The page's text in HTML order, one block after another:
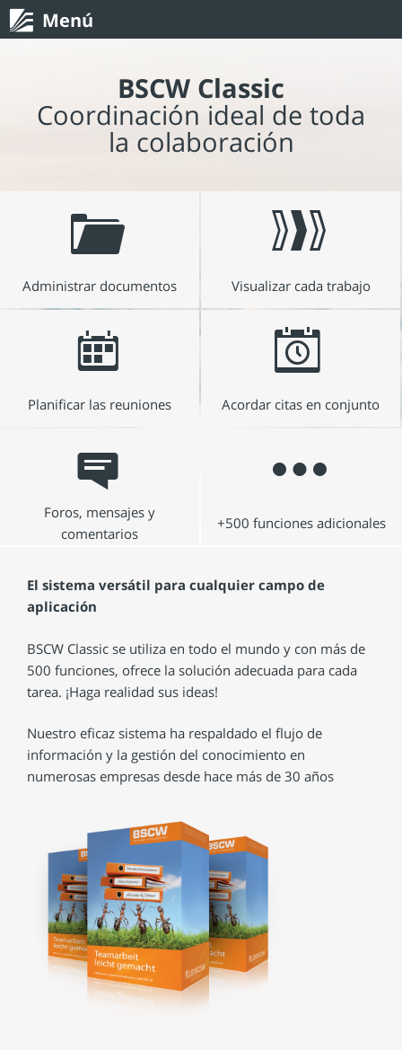
Menú
BSCW Classic
Coordinación ideal de toda
la colaboración
Administrar documentos Visualizar cada trabajo
Planificar las reuniones Acordar citas en conjunto
Foros, mensajes y
comentarios
+500 funciones adicionales
El sistema versátil para cualquier campo de
aplicación
BSCW Classic se utiliza en todo el mundo y con más de
500 funciones, ofrece la solución adecuada para cada
tarea. ¡Haga realidad sus ideas!
Nuestro eficaz sistema ha respaldado el flujo de
información y la gestión del conocimiento en
numerosas empresas desde hace más de 30 años